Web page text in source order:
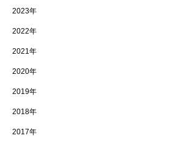
2023年
2022年
2021年
2020年
2019年
2018年
2017年